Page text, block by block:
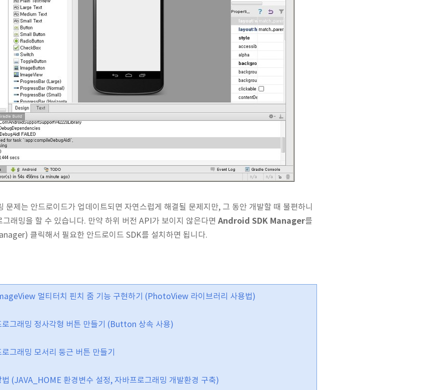
문제는 안드로이드가 업데이트되면 자연스럽게 해결될 문제지만, 그 동안 개발할 때 불편하니
래밍을 할 수 있습니다. 만약 하위 버전 API가 보이지 않은다면 Android SDK Manager를
클릭해서 필요한 안드로이드 SDK를 설치하면 됩니다.
멀티터치 핀치 줌 기능 구현하기 (PhotoView 라이브러리 사용법)
그래밍 정사각형 버튼 만들기 (Button 상속 사용)
그래밍 모서리 둥근 버튼 만들기
(JAVA_HOME 환경변수 설정, 자바프로그래밍 개발환경 구축)